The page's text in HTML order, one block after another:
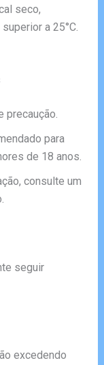
seco,
a 25°C.
precaução.
para
de 18 anos.
consulte um
seguir
excedendo